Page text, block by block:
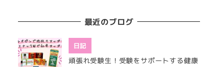
最近のブログ
日記
頑張れ受験生！受験をサポートする健康